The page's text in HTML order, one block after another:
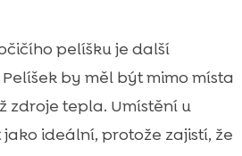
pelíšku je další
by měl být mimo místa
zdroje tepla. Umístění u
ideální, protože zajistí, že